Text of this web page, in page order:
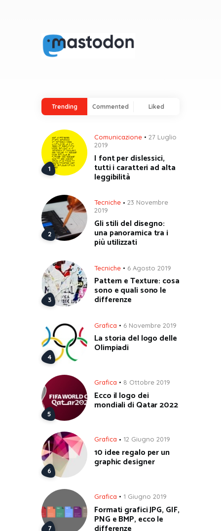
Trending Commented Liked
Comunicazione
27 Luglio
2019
I font per dislessici,
tutti i caratteri ad alta
leggibilità
Tecniche
23 Novembre
2019
Gli stili del disegno:
una panoramica tra i
più utilizzati
Tecniche 6 Agosto 2019
Pattern e Texture: cosa
sono e quali sono le
differenze
Grafica 6 Novembre 2019
La storia del logo delle
Olimpiadi
Grafica 8 Ottobre 2019
Ecco il logo dei
mondiali di Qatar 2022
Grafica 12 Giugno 2019
10 idee regalo per un
graphic designer
Grafica 1 Giugno 2019
Formati grafici JPG, GIF,
PNG e BMP, ecco le